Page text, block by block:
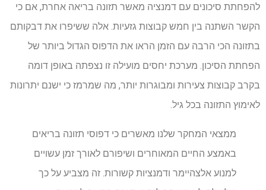
להפחתת סיכונים עם דמנציה מאשר תזונה בריאה אחרת, אם כי
הקשר השתנה בין חמש קבוצות גזעיות. אלה ששיפרו את דבקותם
בתזונה הכי הרבה עם הזמן הראו את הדפוס הגדול ביותר של
הפחתת הסיכון. מערכת יחסים מועילה זו נצפתה באופן דומה
בקרב קבוצות צעירות ומבוגרות יותר, מה שמרמז כי ישנם יתרונות
לאימוץ התזונה בכל גיל.
ממצאי המחקר שלנו מאשרים כי דפוסי תזונה בריאים
באמצע החיים המאוחרים ושיפורם לאורך זמן עשויים
למנוע אלצהיימר ודמנציות קשורות. זה מצביע על כך